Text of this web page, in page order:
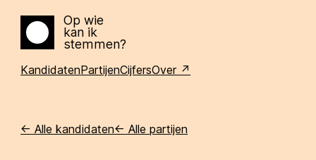
Home
Op wie
kan ik
stemmen?
KandidatenPartijenCijfersOver
<- Alle kandidaten<- Alle partijen